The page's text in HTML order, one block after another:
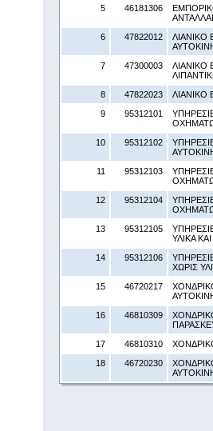
5
46181306
6
47822012
ΛΙΑΝΙΚΟ
7
47300003
ΛΙΑΝΙΚΟ
8
47822023
ΛΙΑΝΙΚΟ
9
95312101
10
95312102
11
95312103
12
95312104
13
95312105
ΥΛΙΚΑ
14
95312106
ΧΩΡΙΣ
15
46720217
16
46810309
17
46810310
18
46720230